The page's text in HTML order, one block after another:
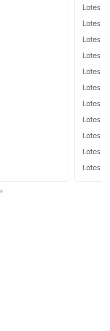
Lotes y
Lotes y
Lotes y
Lotes y
Lotes y
Lotes y
Lotes y
Lotes y
Lotes y
Lotes y
Lotes y